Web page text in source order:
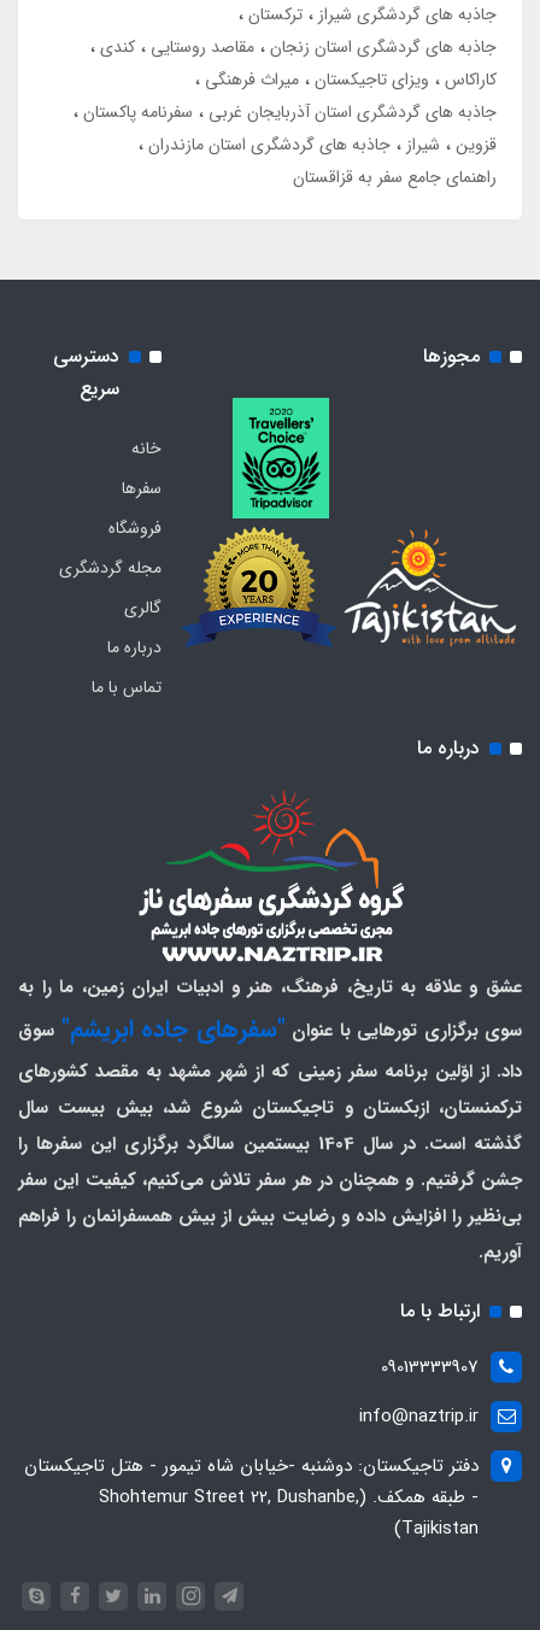
جاذبه های گردشگری شیراز
ترکستان
جاذبه های گردشگری استان زنجان مقاصد روستایی
کندی
کاراکاس
ویزای تاجیکستان میراث فرهنگی
جاذبه های گردشگری استان آذربایجان غربی
سفرنامه پاکستان
قزوین
شیراز
جاذبه های گردشگری استان مازندران
راهنمای جامع سفر به قزاقستان
مجوزها
دسترسی
سریع
خانه
سفرها
فروشگاه
مجله گردشگری
گالری
درباره ما
تماس با ما
درباره ما
عشق و علاقه به تاریخ، فرهنگ، هنر و ادبیات ایران زمین، ما را به
سوی برگزاری تورهایی با عنوان "سفرهای جاده ابریشم" سوق
داد. از اوّلین برنامه سفر زمینی که از شهر مشهد به مقصد کشورهای
ترکمنستان، ازبکستان و تاجیکستان شروع شد، بیش بیست سال
گذشته است. در سال 1404 بیستمین سالگرد برگزاری این سفرها را
جشن گرفتیم. و همچنان در هر سفر تلاش می‌کنیم، کیفیت این سفر
بی‌نظیر را افزایش داده و رضایت بیش از بیش همسفرانمان را فراهم
آوریم.
ارتباط با ما
09013333907
info@naztrip.ir
دفتر تاجیکستان: دوشنبه -خیابان شاه تیمور - هتل تاجیکستان
- طبقه همکف. (Shohtemur Street 22, Dushanbe,
Tajikistan)